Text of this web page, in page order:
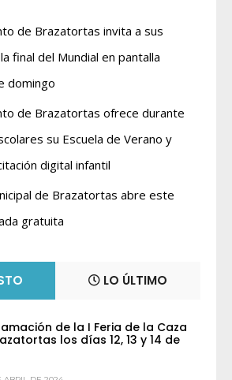
de Brazatortas invita a sus
final del Mundial en pantalla
domingo
de Brazatortas ofrece durante
su Escuela de Verano y
digital infantil
de Brazatortas abre este
gratuita
LO ÚLTIMO
de la I Feria de la Caza
los días 12, 13 y 14 de